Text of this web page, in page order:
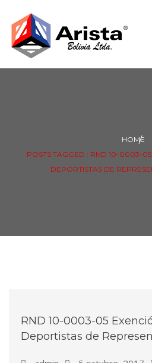
HOME
POSTS TAGGED : RND 10-0003-
DEPORTISTAS DE
RND 10-0003-05
Deportistas de